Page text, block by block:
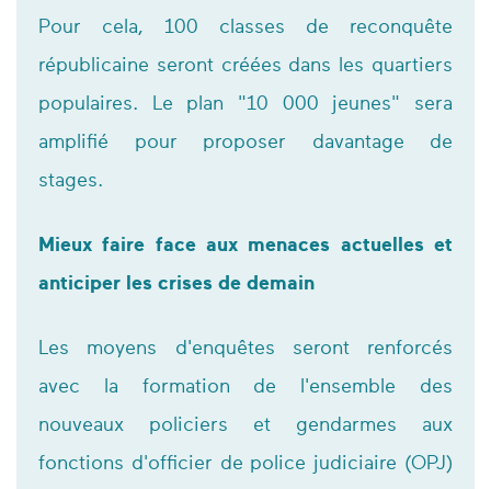
Pour cela, 100 classes de reconquête
républicaine seront créées dans les quartiers
populaires. Le plan "10 000 jeunes" sera
amplifié pour proposer davantage de
stages.
Mieux faire face aux menaces actuelles et
anticiper les crises de demain
Les moyens d'enquêtes seront renforcés
avec la formation de l'ensemble des
nouveaux policiers et gendarmes aux
fonctions d'officier de police judiciaire (OPJ)